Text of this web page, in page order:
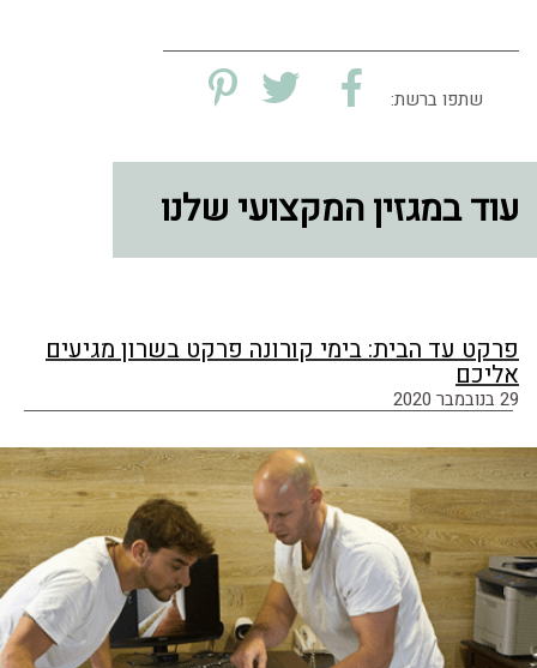
שתפו ברשת:
עוד במגזין המקצועי שלנו
פרקט עד הבית: בימי קורונה פרקט בשרון מגיעים
אליכם
29 בנובמבר 2020